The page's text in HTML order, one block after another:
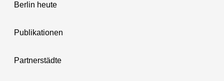
Berlin heute
Publikationen
Partnerstädte